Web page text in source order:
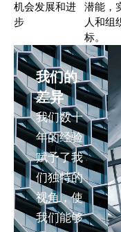
机会发展和进
步
潜能，
人和组
标。
我们的
差异
我们数十
年的经验
赋予了我
们独特的
视角，使
我们能够